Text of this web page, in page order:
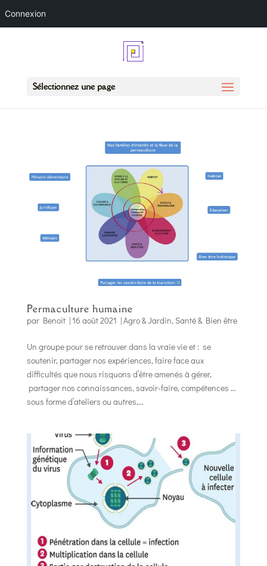
Connexion
Sélectionnez une page
Permaculture humaine
par Benoit|16 août 2021 |Agro & Jardin, Santé & Bien être
Un groupe pour se retrouver dans la vraie vie et : se
soutenir, partager nos expériences, faire face aux
difficultés que nous risquons d’être amenés à gérer,
partager nos connaissances, savoir-faire, compétences …
sous forme d’ateliers ou autres,...